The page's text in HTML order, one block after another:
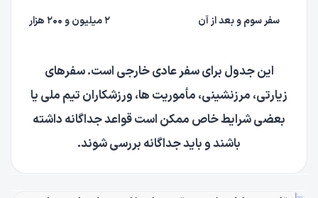
سفر سوم و بعد از آن ۲ میلیون و ۲۰۰ هزار تومان
این جدول برای سفر عادی خارجی است. سفرهای
زیارتی، مرزنشینی، مأموریت ها، ورزشکاران تیم ملی یا
بعضی شرایط خاص ممکن است قواعد جداگانه داشته
باشند و باید جداگانه بررسی شوند.